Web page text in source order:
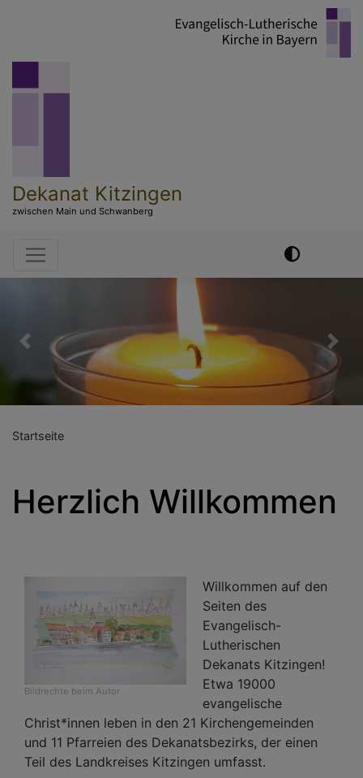
Dekanat Kitzingen
zwischen Main und Schwanberg
Hauptnavigation
Previous Next
Startseite
Herzlich Willkommen
Bildrechte beim Autor
Willkommen auf den
Seiten des
Evangelisch-
Lutherischen
Dekanats Kitzingen!
Etwa 19000
evangelische
Christ*innen leben in den 21 Kirchengemeinden
und 11 Pfarreien des Dekanatsbezirks, der einen
Teil des Landkreises Kitzingen umfasst.